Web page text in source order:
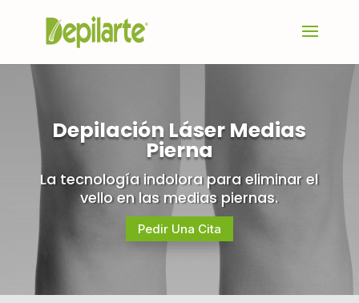
Depilación Láser Medias
Pierna
La tecnología indolora para eliminar el
vello en las medias piernas.
Pedir Una Cita